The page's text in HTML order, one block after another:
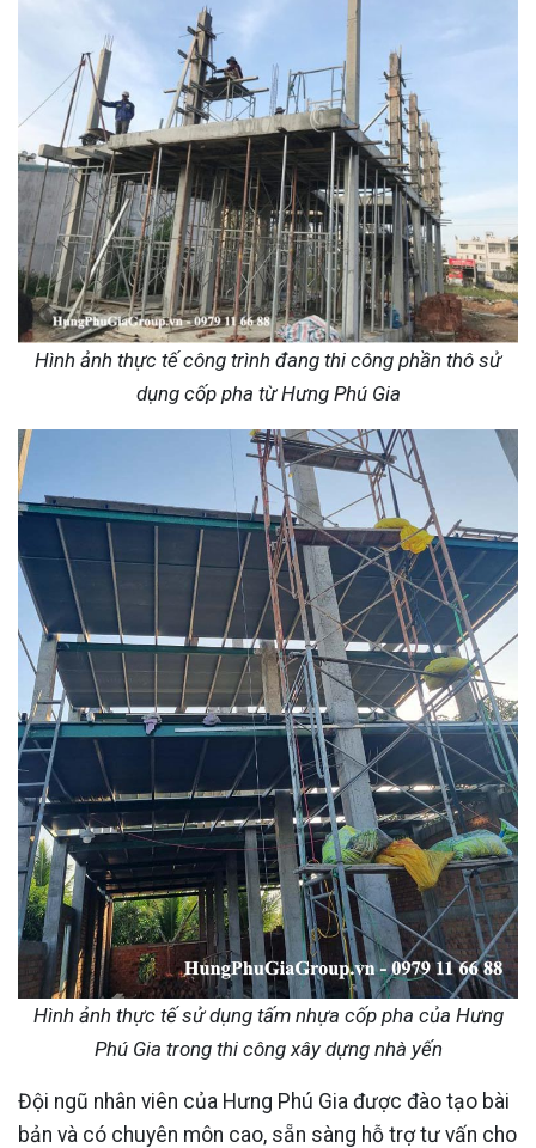
Hình ảnh thực tế công trình đang thi công phần thô sử
dụng cốp pha từ Hưng Phú Gia
Hình ảnh thực tế sử dụng tấm nhựa cốp pha của Hưng
Phú Gia trong thi công xây dựng nhà yến
Đội ngũ nhân viên của Hưng Phú Gia được đào tạo bài
bản và có chuyên môn cao, sẵn sàng hỗ trợ tư vấn cho